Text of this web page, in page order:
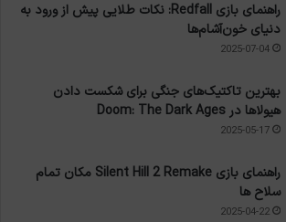
راهنمای بازی Redfall: نکات طلایی پیش از ورود به
دنیای خون‌آشام‌ها
2025-07-04
بهترین تاکتیک‌های جنگی برای شکست دادن
هیولاها در Doom: The Dark Ages
2025-05-17
راهنمای بازی Silent Hill 2 Remake مکان تمام
سلاح ها
2025-04-22